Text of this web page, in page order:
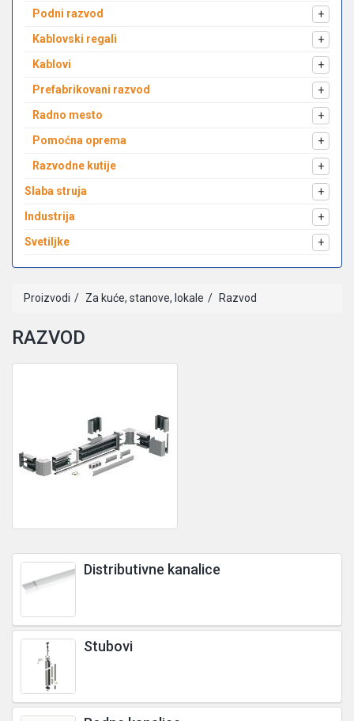
Podni razvod
+
Kablovski regali
+
Kablovi
+
Prefabrikovani razvod
+
Radno mesto
+
Pomoćna oprema
+
Razvodne kutije
+
Slaba struja
+
Industrija
+
Svetiljke
+
Proizvodi Za kuće, stanove, lokale Razvod
RAZVOD
Distributivne kanalice
Stubovi